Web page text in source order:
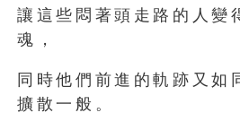
讓這些悶著頭走路的人變
魂，
同時他們前進的軌跡又如
擴散一般。